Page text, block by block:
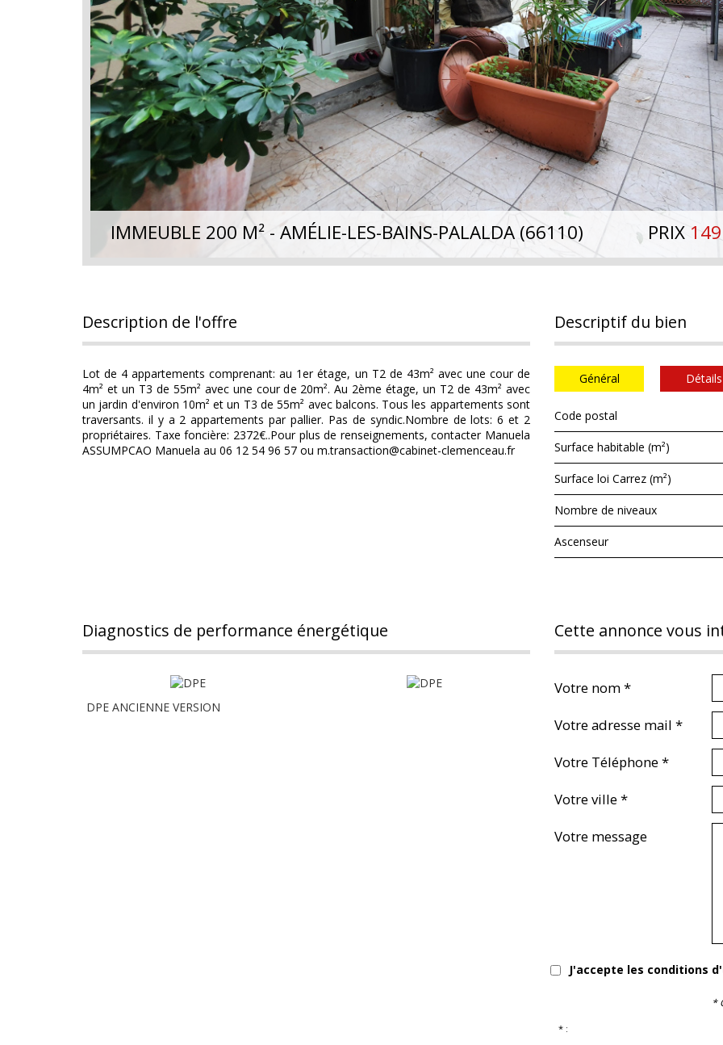
IMMEUBLE 200 M² - AMÉLIE-LES-BAINS-PALALDA (66110) PRIX
description de l'offre
Lot de 4 appartements comprenant: au 1er étage, un T2 de 43m² avec une cour de
4m² et un T3 de 55m² avec une cour de 20m². Au 2ème étage, un T2 de 43m² avec
un jardin d'environ 10m² et un T3 de 55m² avec balcons. Tous les appartements sont
traversants. il y a 2 appartements par pallier. Pas de syndic.Nombre de lots: 6 et 2
propriétaires. Taxe foncière: 2372€..Pour plus de renseignements, contacter Manuela
ASSUMPCAO Manuela au 06 12 54 96 57 ou m.transaction@cabinet-clemenceau.fr
descriptif du bien
Général
Code postal
Surface habitable (m²)
Surface loi Carrez (m²)
Nombre de niveaux
Ascenseur
diagnostics de performance énergétique
DPE ANCIENNE VERSION
cette annonce vous
Votre nom *
Votre adresse mail *
Votre Téléphone *
Votre ville *
Votre message
J'accepte les conditions
*
* :